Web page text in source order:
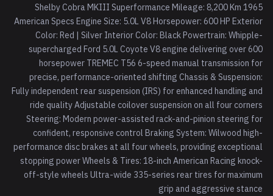
1965 Shelby Cobra MKIII Superformance Mileage: 8,200 Km
American Specs Engine Size: 5.0L V8 Horsepower: 600 HP Exterior
Color: Red | Silver Interior Color: Black Powertrain: Whipple-
supercharged Ford 5.0L Coyote V8 engine delivering over 600
horsepower TREMEC T56 6-speed manual transmission for
precise, performance-oriented shifting Chassis & Suspension:
Fully independent rear suspension (IRS) for enhanced handling and
ride quality Adjustable coilover suspension on all four corners
Steering: Modern power-assisted rack-and-pinion steering for
confident, responsive control Braking System: Wilwood high-
performance disc brakes at all four wheels, providing exceptional
stopping power Wheels & Tires: 18-inch American Racing knock-
off-style wheels Ultra-wide 335-series rear tires for maximum
grip and aggressive stance